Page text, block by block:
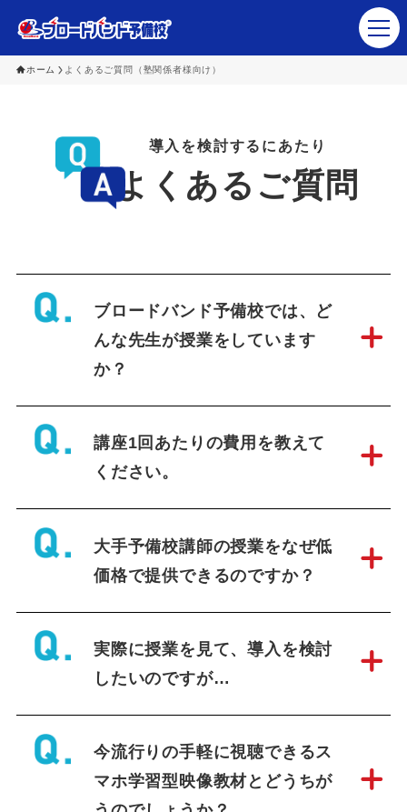
生徒･保護者の皆さま
ブロードバンド予備校 講師陣
会社概要
新着記事
2026年8月10日 塾･予備校関係者向け
【学生講師に頼らない高校部運
質の安定を実現したエック進学
教室の事例
多忙でも逆転合格。同志社に合
格した生徒の体験記
ホーム よくあるご質問（塾関係者様向け）
導入を検討するにあたり
よくあるご質問
ブロードバンド予備校では、ど
んな先生が授業をしています
か？
講座1回あたりの費用を教えて
ください。
大手予備校講師の授業をなぜ低
価格で提供できるのですか？
実際に授業を見て、導入を検討
したいのですが…
今流行りの手軽に視聴できるス
マホ学習型映像教材とどうちが